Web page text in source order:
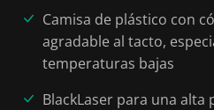
Camisa de plástico con
agradable al tacto,
temperaturas bajas
BlackLaser para una